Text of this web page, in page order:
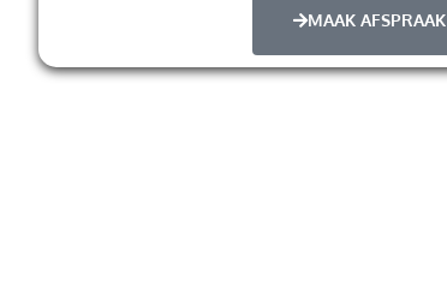
MAAK AFSPRAAK